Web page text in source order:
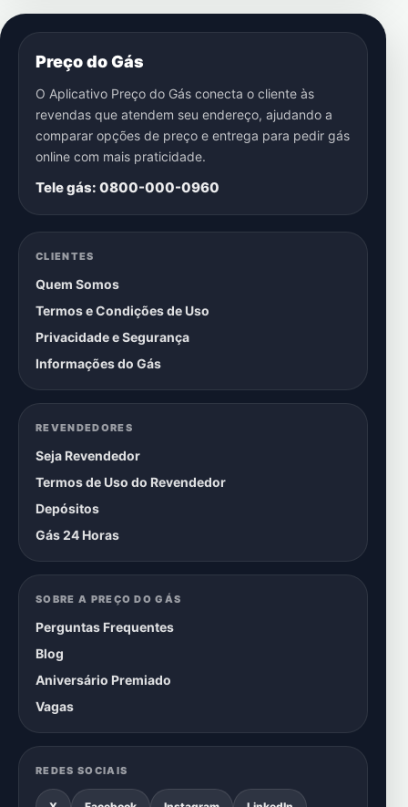
Preço do Gás
O Aplicativo Preço do Gás conecta o cliente às
revendas que atendem seu endereço, ajudando a
comparar opções de preço e entrega para pedir gás
online com mais praticidade.
Tele gás: 0800-000-0960
CLIENTES
Quem Somos
Termos e Condições de Uso
Privacidade e Segurança
Informações do Gás
REVENDEDORES
Seja Revendedor
Termos de Uso do Revendedor
Depósitos
Gás 24 Horas
SOBRE A PREÇO DO GÁS
Perguntas Frequentes
Blog
Aniversário Premiado
Vagas
REDES SOCIAIS